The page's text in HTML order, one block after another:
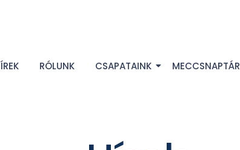
RÓLUNK CSAPATAINK MECCSNAPTÁR